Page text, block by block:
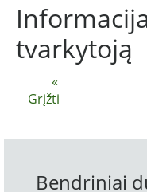
«
Grįžti
tvarkytoją
Bendriniai